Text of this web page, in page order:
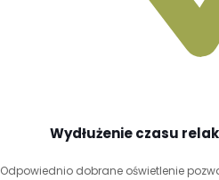
Wydłużenie czasu
Odpowiednio dobrane oświetlenie